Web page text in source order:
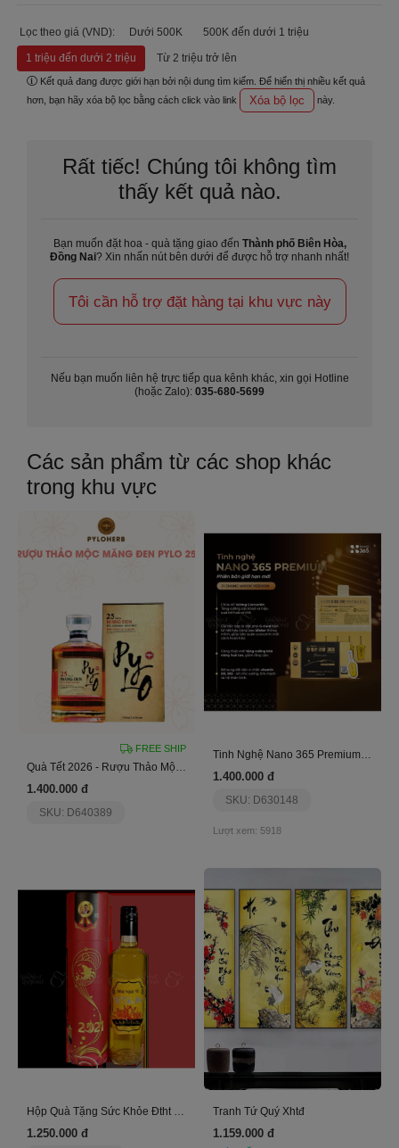
Lọc theo giá (VND): Dưới 500K 500K đến dưới 1 triệu
1 triệu đến dưới 2 triệu Từ 2 triệu trở lên
Kết quả đang được giới hạn bởi nội dung tìm kiếm. Để hiển thị nhiều kết quả
hơn, bạn hãy xóa bộ lọc bằng cách click vào link
Xóa bộ lọc này.
Rất tiếc! Chúng tôi không tìm
thấy kết quả nào.
Bạn muốn đặt hoa - quà tặng giao đến Thành phố Biên Hòa,
Đồng Nai? Xin nhấn nút bên dưới để được hỗ trợ nhanh nhất!
Tôi cần hỗ trợ đặt hàng tại khu vực này
Nếu bạn muốn liên hệ trực tiếp qua kênh khác, xin gọi Hotline
(hoặc Zalo): 035-680-5699
Các sản phẩm từ các shop khác
trong khu vực
FREE SHIP
Quà Tết 2026 - Rượu Thảo Mộc Măng Đen Pylo 25
1.400.000 đ
SKU: D640389
Tinh Nghệ Nano 365 Premium-Phiên Bản Ji Chang Wook
1.400.000 đ
SKU: D630148
Lượt xem: 5918
1.250.000 đ
Tranh Tứ Quý Xhtđ
1.159.000 đ